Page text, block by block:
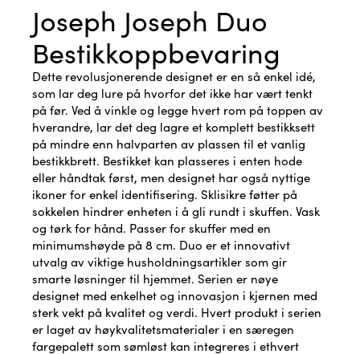
Joseph Joseph Duo
Bestikkoppbevaring
Dette revolusjonerende designet er en så enkel idé,
som lar deg lure på hvorfor det ikke har vært tenkt
på før. Ved å vinkle og legge hvert rom på toppen av
hverandre, lar det deg lagre et komplett bestikksett
på mindre enn halvparten av plassen til et vanlig
bestikkbrett. Bestikket kan plasseres i enten hode
eller håndtak først, men designet har også nyttige
ikoner for enkel identifisering. Sklisikre føtter på
sokkelen hindrer enheten i å gli rundt i skuffen. Vask
og tørk for hånd. Passer for skuffer med en
minimumshøyde på 8 cm. Duo er et innovativt
utvalg av viktige husholdningsartikler som gir
smarte løsninger til hjemmet. Serien er nøye
designet med enkelhet og innovasjon i kjernen med
sterk vekt på kvalitet og verdi. Hvert produkt i serien
er laget av høykvalitetsmaterialer i en særegen
fargepalett som sømløst kan integreres i ethvert